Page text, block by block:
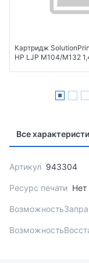
Картридж
HP LJP M104/M132
Все
Артикул 943304
Ресурс печати Нет